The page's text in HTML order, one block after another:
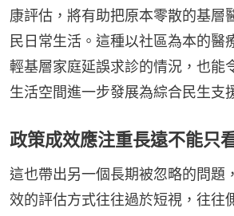
康評估，將有助把原本零散的基層
民日常生活。這種以社區為本的醫
輕基層家庭延誤求診的情況，也能
生活空間進一步發展為綜合民生支
政策成效應注重長遠不能只
這也帶出另一個長期被忽略的問題
效的評估方式往往過於短視，往往